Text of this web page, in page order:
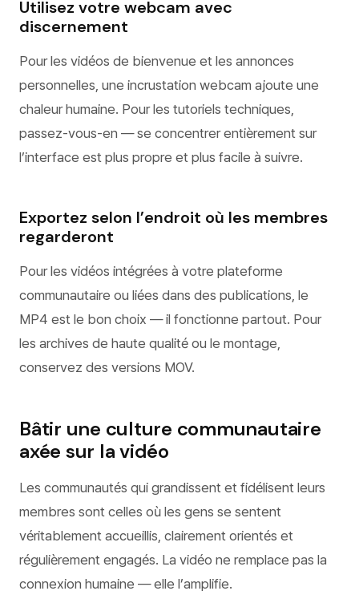
Utilisez votre webcam avec
discernement
Pour les vidéos de bienvenue et les annonces
personnelles, une incrustation webcam ajoute une
chaleur humaine. Pour les tutoriels techniques,
passez-vous-en — se concentrer entièrement sur
l’interface est plus propre et plus facile à suivre.
Exportez selon l’endroit où les membres
regarderont
Pour les vidéos intégrées à votre plateforme
communautaire ou liées dans des publications, le
MP4 est le bon choix — il fonctionne partout. Pour
les archives de haute qualité ou le montage,
conservez des versions MOV.
Bâtir une culture communautaire
axée sur la vidéo
Les communautés qui grandissent et fidélisent leurs
membres sont celles où les gens se sentent
véritablement accueillis, clairement orientés et
régulièrement engagés. La vidéo ne remplace pas la
connexion humaine — elle l’amplifie.